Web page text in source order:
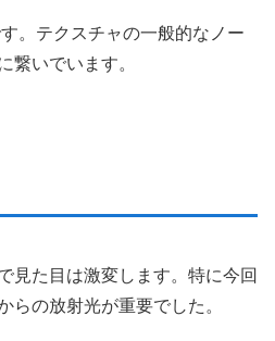
。テクスチャの一般的なノー
繋いでいます。
見た目は激変します。特に今回
らの放射光が重要でした。